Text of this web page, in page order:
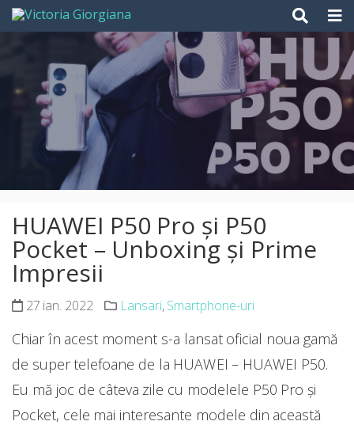
Skip
HUAWEI P50 Pro și P50
Pocket – Unboxing și Prime
Impresii
27 ian. 2022 Lansari,Smartphone-uri
Chiar în acest moment s-a lansat oficial noua gamă
de super telefoane de la HUAWEI – HUAWEI P50.
Eu mă joc de câteva zile cu modelele P50 Pro și
Pocket, cele mai interesante modele din această